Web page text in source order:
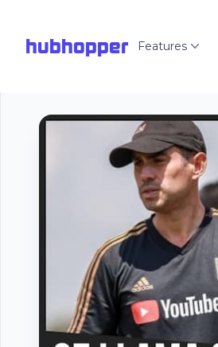
hubhopper Features